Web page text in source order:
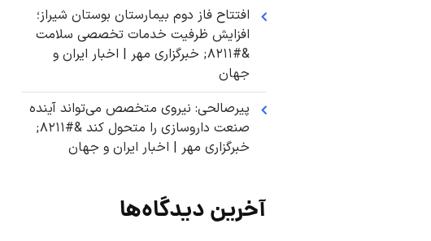
افتتاح فاز دوم بیمارستان بوستان شیراز؛
افزایش ظرفیت خدمات تخصصی سلامت
&#۸۲۱۱; خبرگزاری مهر | اخبار ایران و
جهان
پیرصالحی: نیروی متخصص می‌تواند آینده
صنعت داروسازی را متحول کند &#۸۲۱۱;
خبرگزاری مهر | اخبار ایران و جهان
آخرین دیدگاه‌ها